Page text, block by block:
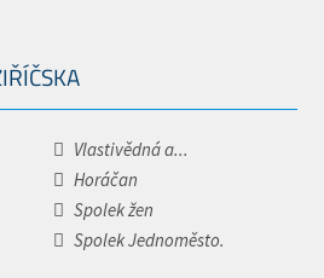
Vlastivědná a...
Horáčan
Spolek žen
Spolek Jednoměsto.